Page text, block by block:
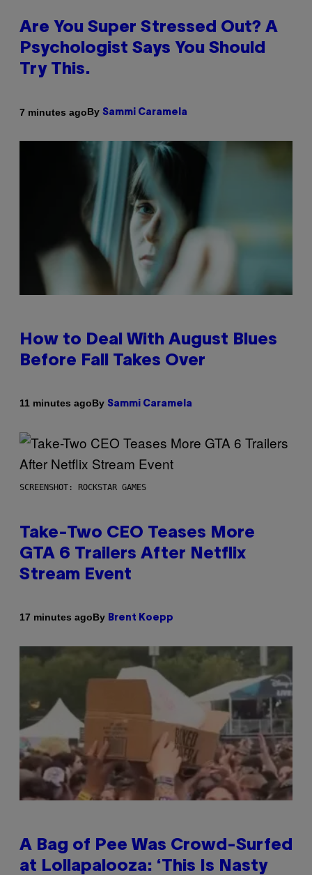
Are You Super Stressed Out? A
Psychologist Says You Should
Try This.
7 minutes agoBy Sammi Caramela
How to Deal With August Blues
Before Fall Takes Over
11 minutes agoBy Sammi Caramela
SCREENSHOT: ROCKSTAR GAMES
Take-Two CEO Teases More
GTA 6 Trailers After Netflix
Stream Event
17 minutes agoBy Brent Koepp
A Bag of Pee Was Crowd-Surfed
at Lollapalooza: ‘This Is Nasty